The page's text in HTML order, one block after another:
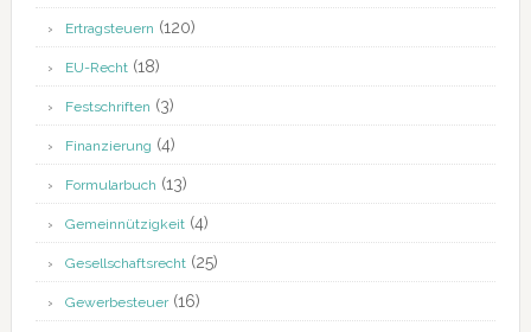
Ertragsteuern (120)
EU-Recht(18)
Festschriften (3)
Finanzierung (4)
Formularbuch (13)
Gemeinnützigkeit(4)
Gesellschaftsrecht(25)
Gewerbesteuer(16)